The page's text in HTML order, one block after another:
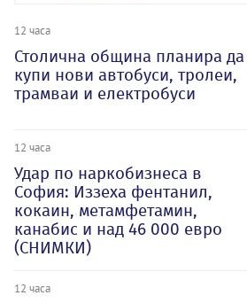
12 часа
Столична община планира да
купи нови автобуси, тролеи,
трамваи и електробуси
12 часа
Удар по наркобизнеса в
София: Иззеха фентанил,
кокаин, метамфетамин,
канабис и над 46 000 евро
(СНИМКИ)
12 часа